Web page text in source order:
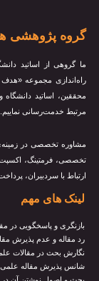
پژوهشی هدف
از اساتید دانشگاهی
مجموعه «هدف
اساتید دانشگاه و
خدمت‌رسانی نماییم.
تخصصی در زمینه‌ی
فرمتینگ، اکسپت و چاپ
با سردبیران، پرداخت
های مهم
و پاسخگویی در مقاله
و عدم پذیرش مقاله در
بحث در مقالات علمی
پذیرش مقاله علمی